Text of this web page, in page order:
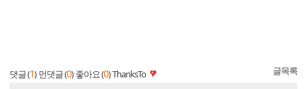
댓글 (1) 먼댓글 (0) 좋아요 (0)ThanksTo 글목록